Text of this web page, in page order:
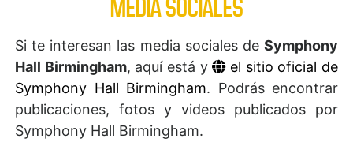
MEDIA SOCIALES
Si te interesan las media sociales de Symphony
Hall Birmingham, aquí está y
el sitio oficial de
Symphony Hall Birmingham. Podrás encontrar
publicaciones, fotos y videos publicados por
Symphony Hall Birmingham.